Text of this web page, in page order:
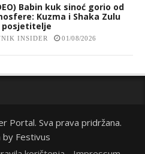
Babin kuk sinoć gorio od
Kuzma i Shaka Zulu
posjetitelje
INSIDER 01/08/2026
Portal. Sva prava pridržana.
by Festivus